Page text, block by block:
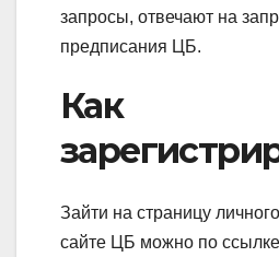
запросы, отвечают на
предписания ЦБ.
Как
Зайти на страницу
сайте ЦБ можно по ссылке